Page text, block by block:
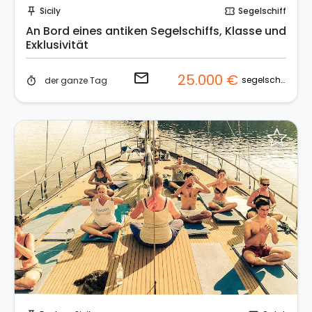
push_pin Sicily confirmation_number Segelschiff
An Bord eines antiken Segelschiffs, Klasse und
Exklusivität
timer der ganze Tag email 25.000 € segelschiff